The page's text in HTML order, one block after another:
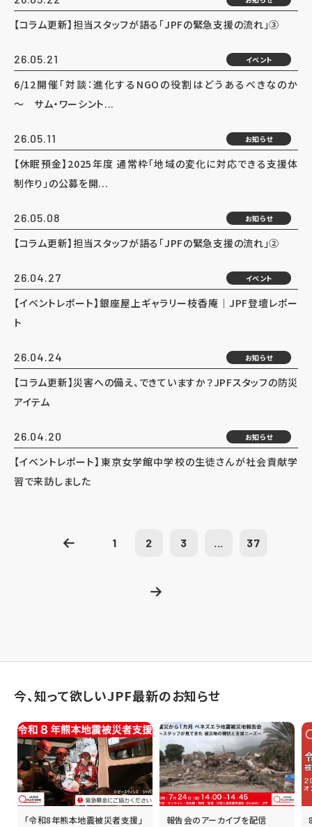
【コラム更新】担当スタッフが語る「JPFの緊急支援の流れ」③
26.05.21 イベント
6/12開催「対談：進化するNGOの役割はどうあるべきなのか
～ サム・ワーシント...
26.05.11 お知らせ
【休眠預金】2025年度 通常枠「地域の変化に対応できる支援体
制作り」の公募を開...
26.05.08 お知らせ
【コラム更新】担当スタッフが語る「JPFの緊急支援の流れ」②
26.04.27 イベント
【イベントレポート】銀座屋上ギャラリー枝香庵｜JPF登壇レポー
ト
26.04.24 お知らせ
【コラム更新】災害への備え、できていますか？JPFスタッフの防災
アイテム
26.04.20 お知らせ
【イベントレポート】東京女学館中学校の生徒さんが社会貢献学
習で来訪しました
1 2 3 ... 37
今、知って欲しいJPF最新のお知らせ
「令和8年熊本地震被災者支援」
報告会のアーカイブを配信